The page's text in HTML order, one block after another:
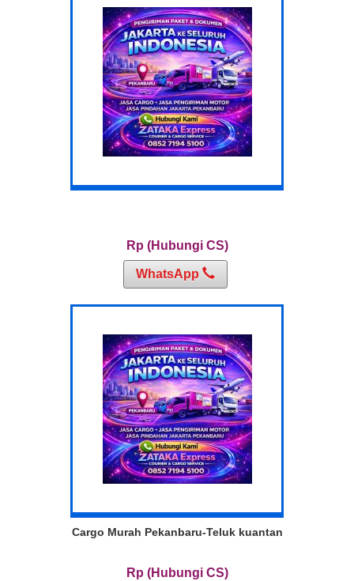
Rp (Hubungi CS)
WhatsApp
Cargo Murah Pekanbaru-Teluk kuantan
Rp (Hubungi CS)